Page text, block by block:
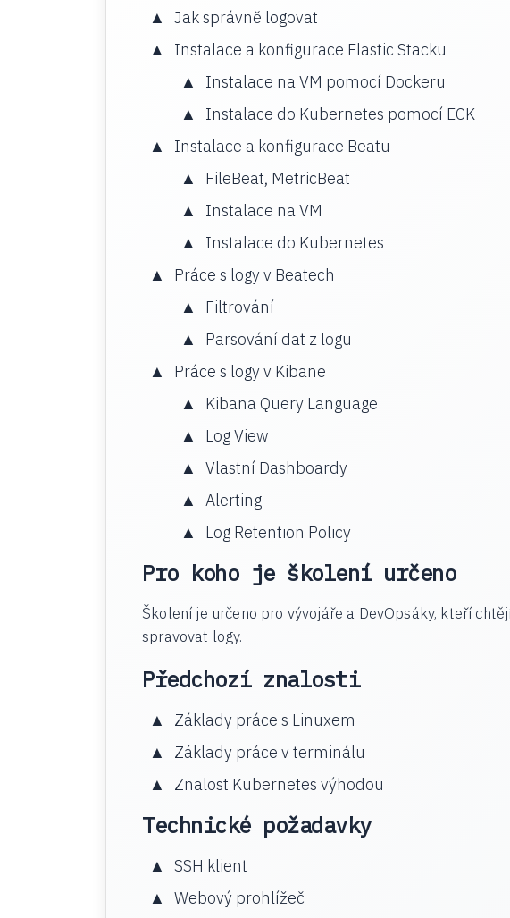
Jak správně logovat
Instalace a konfigurace Elastic Stacku
Instalace na VM pomocí Dockeru
Instalace do Kubernetes pomocí ECK
Instalace a konfigurace Beatu
FileBeat, MetricBeat
Instalace na VM
Instalace do Kubernetes
Práce s logy v Beatech
Filtrování
Parsování dat z logu
Práce s logy v Kibane
Kibana Query Language
Log View
Vlastní Dashboardy
Alerting
Log Retention Policy
Pro koho je školení určeno
Školení je určeno pro vývojáře a DevOpsáky, kteří
spravovat logy.
Předchozí znalosti
Základy práce s Linuxem
Základy práce v terminálu
Znalost Kubernetes výhodou
Technické požadavky
SSH klient
Webový prohlížeč